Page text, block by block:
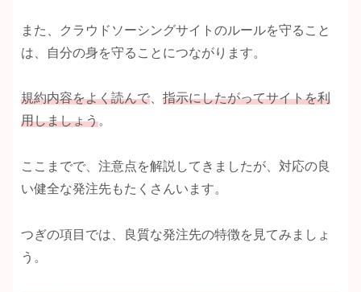
また、クラウドソーシングサイトのルールを守ること
は、自分の身を守ることにつながります。
規約内容をよく読んで
指示にしたがってサイトを利
用しましょう。
ここまでで、注意点を解説してきましたが、対応の良
い健全な発注先もたくさんいます。
つぎの項目では、良質な発注先の特徴を見てみましょ
う。